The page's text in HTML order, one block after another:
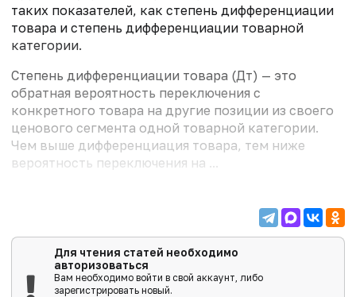
таких показателей, как степень дифференциации
товара и степень дифференциации товарной
категории.
Степень дифференциации товара (Дт) — это
обратная вероятность переключения с
конкретного товара на другие позиции из своего
ценового сегмента одной товарной категории.
Чем выше дифференциация товара, тем ниже
вероятность переключения на ...
Для чтения статей необходимо
авторизоваться
Вам необходимо войти в свой аккаунт, либо
зарегистрировать новый.